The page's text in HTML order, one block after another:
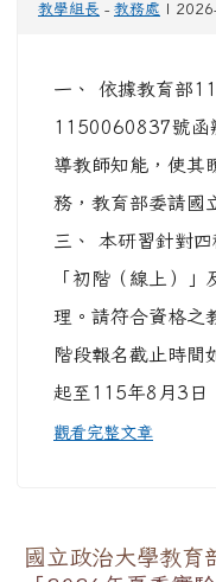
教學組長 - 教務處 |
一、 依據教育部
1150060837號函
導教師知能，使其
務，教育部委請國
三、 本研習針對
「初階（線上）
理。請符合資格之
階段報名截止時間
起至115年8月3日
觀看完整文章
國立政治大學教育